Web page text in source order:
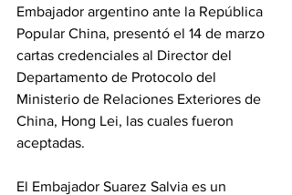
Embajador argentino ante la República
Popular China, presentó el 14 de marzo
cartas credenciales al Director del
Departamento de Protocolo del
Ministerio de Relaciones Exteriores de
China, Hong Lei, las cuales fueron
aceptadas.
El Embajador Suarez Salvia es un